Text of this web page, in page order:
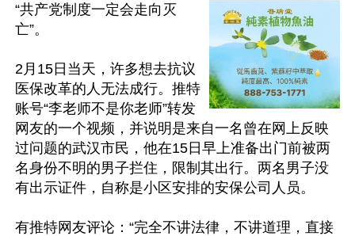
“共产党制度一定会走向灭
亡”。
2月15日当天，许多想去抗议
医保改革的人无法成行。推特
账号“李老师不是你老师”转发
网友的一个视频，并说明是来自一名曾在网上反映
过问题的武汉市民，他在15日早上准备出门前被两
名身份不明的男子拦住，限制其出行。两名男子没
有出示证件，自称是小区安排的安保公司人员。
有推特网友评论：“完全不讲法律，不讲道理，直接